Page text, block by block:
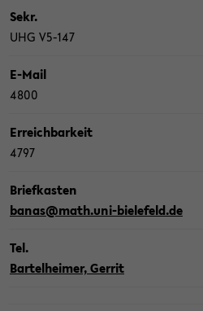
Sekr.
UHG V5-​147
E-​Mail
4800
Er­reich­bar­keit
4797
Brief­kas­ten
banas@math.uni-​bielefeld.de
Tel.
Bar­tel­hei­mer, Ger­rit